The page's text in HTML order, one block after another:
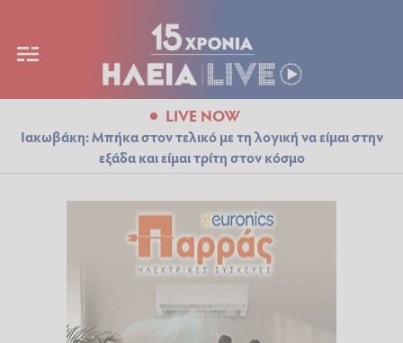
LIVE NOW
Ιακωβάκη: Μπήκα στον τελικό με τη λογική να είμαι στην
εξάδα και είμαι τρίτη στον κόσμο